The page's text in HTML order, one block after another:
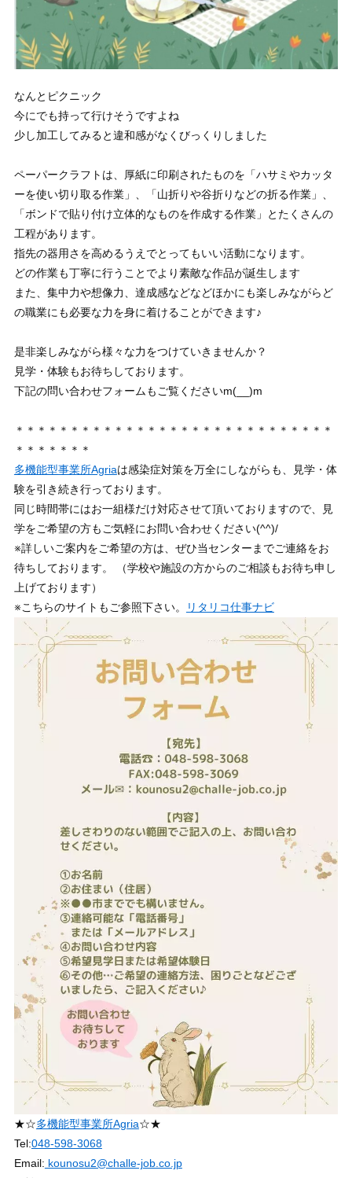
なんとピクニック
今にでも持って行けそうですよね
少し加工してみると違和感がなくびっくりしました
ペーパークラフトは、厚紙に印刷されたものを「ハサミやカッタ
ーを使い切り取る作業」、「山折りや谷折りなどの折る作業」、
「ボンドで貼り付け立体的なものを作成する作業」とたくさんの
工程があります。
指先の器用さを高めるうえでとってもいい活動になります。
どの作業も丁寧に行うことでより素敵な作品が誕生します
また、集中力や想像力、達成感などなどほかにも楽しみながらど
の職業にも必要な力を身に着けることができます♪
是非楽しみながら様々な力をつけていきませんか？
見学・体験もお待ちしております。
下記の問い合わせフォームもご覧くださいm(__)m
＊＊＊＊＊＊＊＊＊＊＊＊＊＊＊＊＊＊＊＊＊＊＊＊＊＊＊＊＊
＊＊＊＊＊＊＊
多機能型事業所Agriaは感染症対策を万全にしながらも、見学・体
験を引き続き行っております。
同じ時間帯にはお一組様だけ対応させて頂いておりますので、見
学をご希望の方もご気軽にお問い合わせください(^^)/
※詳しいご案内をご希望の方は、ぜひ当センターまでご連絡をお
待ちしております。 （学校や施設の方からのご相談もお待ち申し
上げております）
※こちらのサイトもご参照下さい。
リタリコ仕事ナビ
★☆多機能型事業所Agria☆★
Tel:048-598-3068
Email: kounosu2@challe-job.co.jp